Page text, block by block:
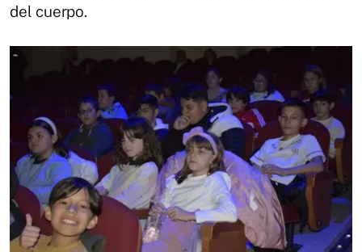
del cuerpo.